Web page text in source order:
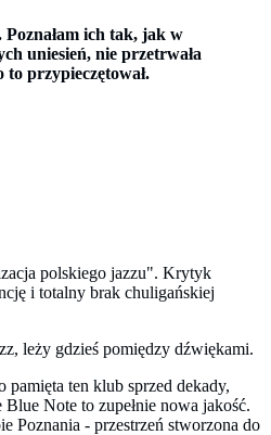
ich tak, jak w
uniesień, nie przetrwała
przypieczętował.
polskiego jazzu". Krytyk
i totalny brak chuligańskiej
leży gdzieś pomiędzy dźwiękami.
pamięta ten klub sprzed dekady,
Note to zupełnie nowa jakość.
Poznania - przestrzeń stworzona do